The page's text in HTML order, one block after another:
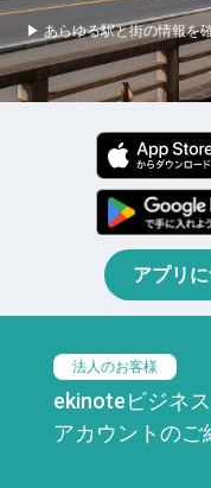
▶ あらゆる駅と街の情報を
アプリ
法人のお客様
ekinoteビジネス
アカウントのご